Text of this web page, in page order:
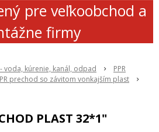
pre veľkoobchod a
firmy
voda, kúrenie, kanál, odpad
PPR
prechod so závitom vonkajším plast
PLAST 32*1"